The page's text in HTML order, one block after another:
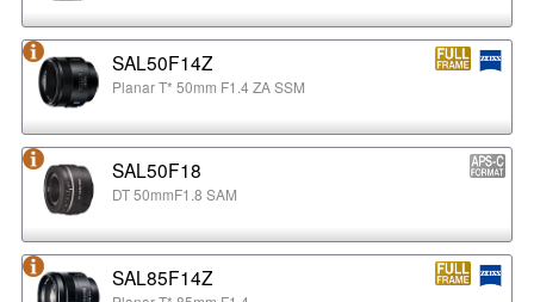
SAL50F14Z
Planar T* 50mm F1.4 ZA SSM
SAL50F18
DT 50mmF1.8 SAM
SAL85F14Z